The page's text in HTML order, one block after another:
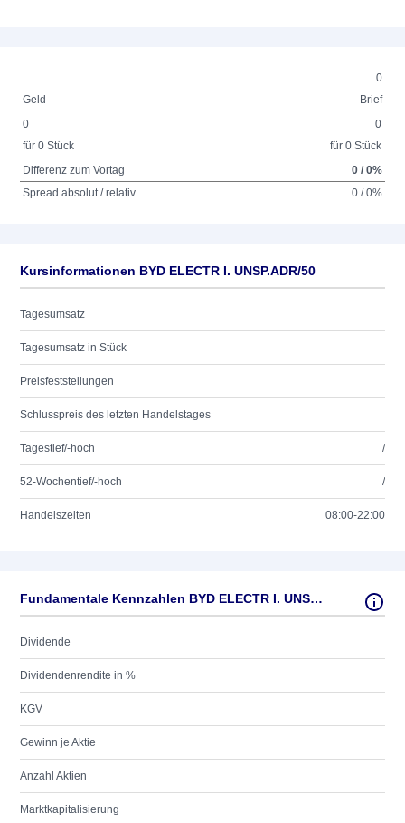
0
Geld
Brief
0
für 0 Stück
0
für 0 Stück
Differenz zum Vortag
0 / 0%
Spread absolut / relativ
0 / 0%
Kursinformationen BYD ELECTR I. UNSP.ADR/50
Tagesumsatz
Tagesumsatz in Stück
Preisfeststellungen
Schlusspreis des letzten Handelstages
Tagestief/-hoch /
52-Wochentief/-hoch /
Handelszeiten 08:00-22:00
Fundamentale Kennzahlen BYD ELECTR I. UNSP.ADR/50
Dividende
Dividendenrendite in %
KGV
Gewinn je Aktie
Anzahl Aktien
Marktkapitalisierung